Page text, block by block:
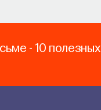
- 10 полезных